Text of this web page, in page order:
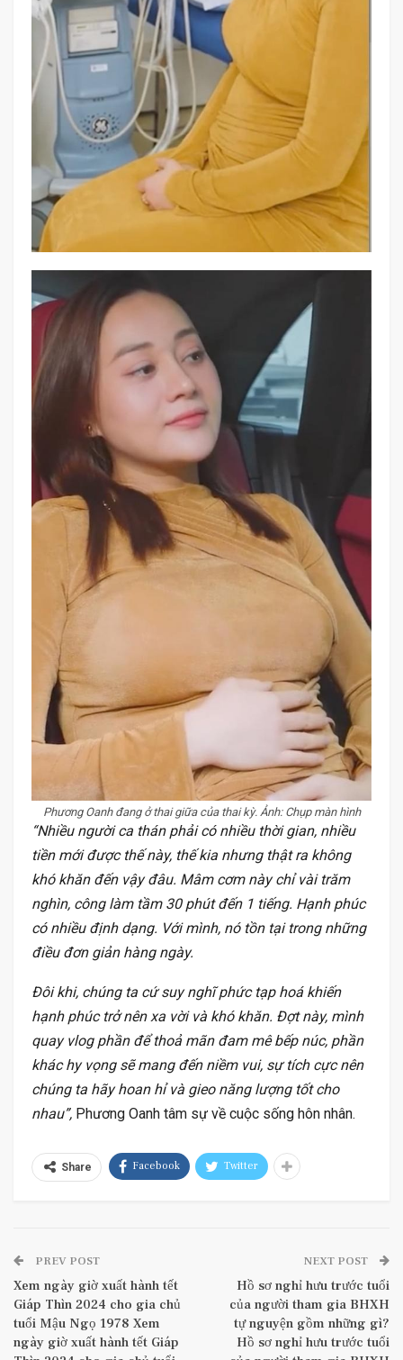
Phương Oanh đang ở thai giữa của thai kỳ. Ảnh: Chụp màn hình
“Nhiều người ca thán phải có nhiều thời gian, nhiều
tiền mới được thế này, thế kia nhưng thật ra không
khó khăn đến vậy đâu. Mâm cơm này chỉ vài trăm
nghìn, công làm tầm 30 phút đến 1 tiếng. Hạnh phúc
có nhiều định dạng. Với mình, nó tồn tại trong những
điều đơn giản hàng ngày.
Đôi khi, chúng ta cứ suy nghĩ phức tạp hoá khiến
hạnh phúc trở nên xa vời và khó khăn. Đợt này, mình
quay vlog phần để thoả mãn đam mê bếp núc, phần
khác hy vọng sẽ mang đến niềm vui, sự tích cực nên
chúng ta hãy hoan hỉ và gieo năng lượng tốt cho
nhau”, Phương Oanh tâm sự về cuộc sống hôn nhân.
Share Facebook Twitter
PREV POST
Xem ngày giờ xuất hành tết
Giáp Thìn 2024 cho gia chủ
tuổi Mậu Ngọ 1978 Xem
ngày giờ xuất hành tết Giáp
NEXT POST
Hồ sơ nghỉ hưu trước tuổi
của người tham gia BHXH
tự nguyện gồm những gì?
Hồ sơ nghỉ hưu trước tuổi